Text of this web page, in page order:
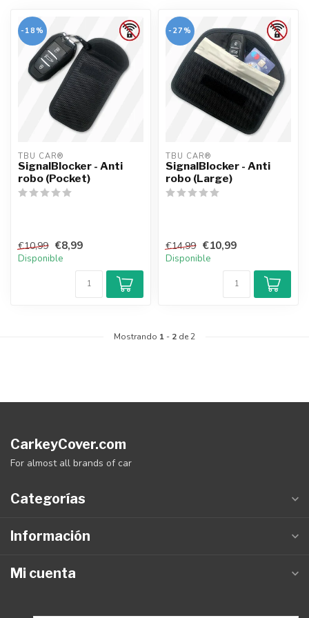
-18%
TBU CAR®
SignalBlocker - Anti
robo (Pocket)
€10,99 €8,99
Disponible
-27%
TBU CAR®
SignalBlocker - Anti
robo (Large)
€14,99 €10,99
Disponible
Mostrando 1 - 2 de 2
CarkeyCover.com
For almost all brands of car
Categorías
Información
Mi cuenta